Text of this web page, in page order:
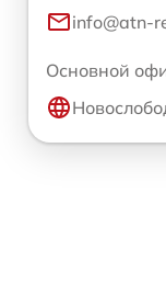
info@atn-
Основной